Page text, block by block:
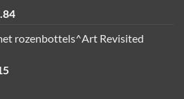
Huidige
is:
rozenbottels^Art Revisited
Huidige